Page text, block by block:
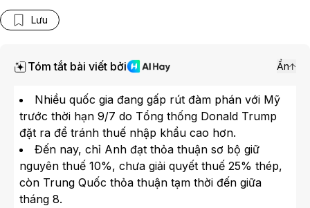
Lưu
Tóm tắt bài viết bởi Ẩn
Nhiều quốc gia đang gấp rút đàm phán với Mỹ
trước thời hạn 9/7 do Tổng thống Donald Trump
đặt ra để tránh thuế nhập khẩu cao hơn.
Đến nay, chỉ Anh đạt thỏa thuận sơ bộ giữ
nguyên thuế 10%, chưa giải quyết thuế 25% thép,
còn Trung Quốc thỏa thuận tạm thời đến giữa
tháng 8.